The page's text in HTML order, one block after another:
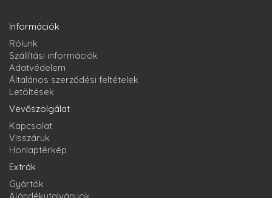
Információk
Rólunk
Szállítási információk
Adatvédelem
Általános szerződési feltételek
Letöltések
Vevőszolgálat
Kapcsolat
Visszáruk
Honlaptérkép
Extrák
Gyártók